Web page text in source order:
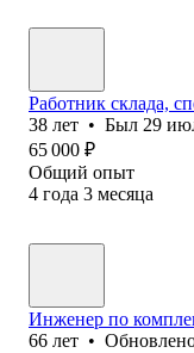
Работник склада,
38 лет • Был 29
65 000 ₽
Общий опыт
4 года 3 месяца
Инженер по
66 лет •